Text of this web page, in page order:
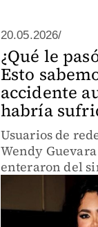
20.05.2026/
¿Qué le
Esto
accidente
habría
Usuarios de
Wendy
enteraron del